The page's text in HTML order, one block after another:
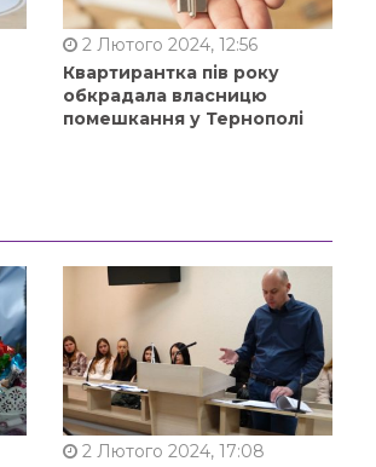
2 Лютого 2024, 12:56
Квартирантка пів року
обкрадала власницю
помешкання у Тернополі
2 Лютого 2024, 17:08